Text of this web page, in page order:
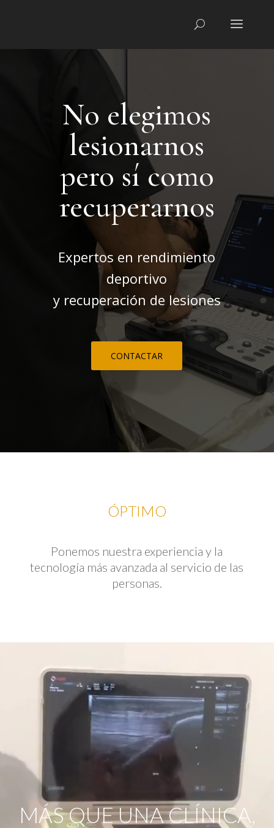
No elegimos
lesionarnos
pero sí como
recuperarnos
Expertos en rendimiento
deportivo
y recuperación de lesiones
CONTACTAR
ÓPTIMO
Ponemos nuestra experiencia y la
tecnología más avanzada al servicio de las
personas.
MÁS QUE UNA CLÍNICA,